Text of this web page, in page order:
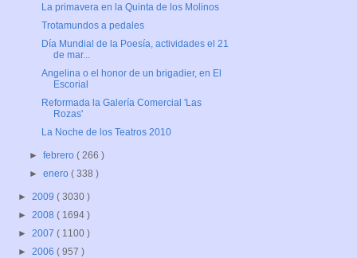
La primavera en la Quinta de los Molinos
Trotamundos a pedales
Día Mundial de la Poesía, actividades el 21
de mar...
Angelina o el honor de un brigadier, en El
Escorial
Reformada la Galería Comercial 'Las
Rozas'
La Noche de los Teatros 2010
►febrero( 266 )
►enero( 338 )
► 2009 ( 3030 )
► 2008 ( 1694 )
► 2007 ( 1100 )
► 2006 ( 957 )